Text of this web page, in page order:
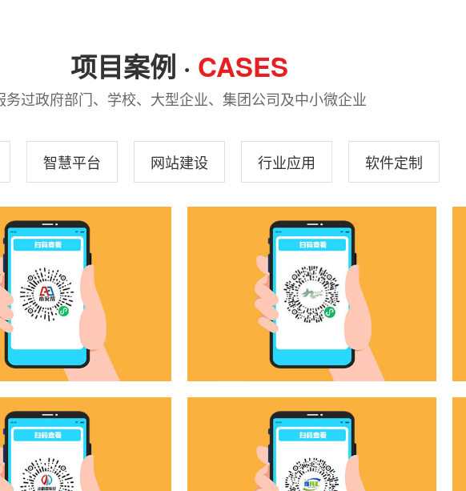
项目案例 · CASES
务过政府部门、学校、大型企业、集团公司及中小微企业
智慧平台 网站建设 行业应用 软件定制